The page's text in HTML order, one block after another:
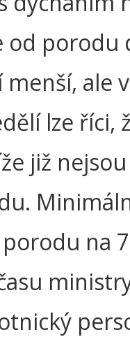
od porodu
ale
lze říci,
již
na